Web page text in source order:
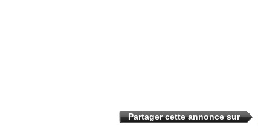
Partager cette annonce sur